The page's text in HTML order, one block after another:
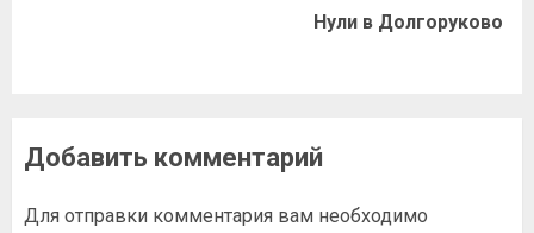
Нули в Долгоруково
Добавить комментарий
Для отправки комментария вам необходимо